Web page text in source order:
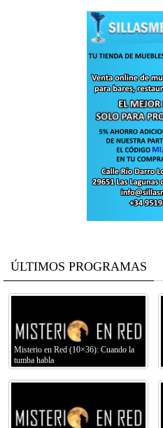
ÚLTIMOS PROGRAMAS
Misterio en Red (10×36): Cuando la
tumba habla